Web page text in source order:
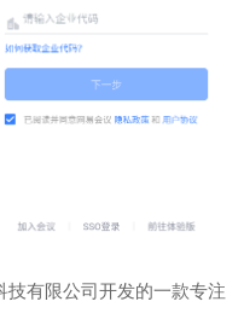
技有限公司开发的一款专注